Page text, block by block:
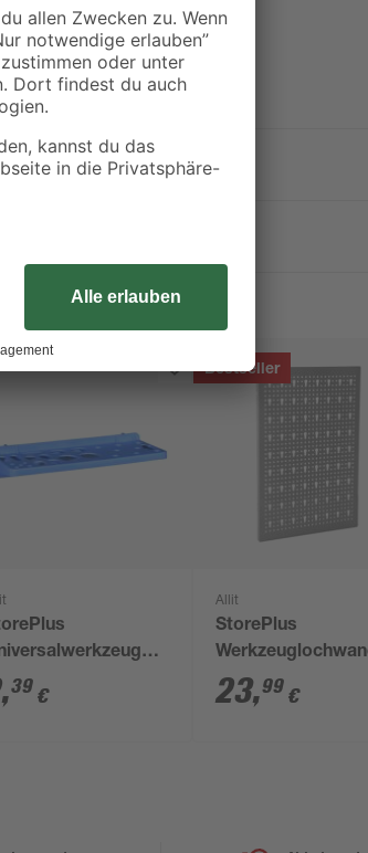
P 24' gelb 23 x
x 4,5 cm
,39 €
Bestseller
Allit
StorePlus
'Flex M 60' Euro-
Lochung silbergrau
23,99 €